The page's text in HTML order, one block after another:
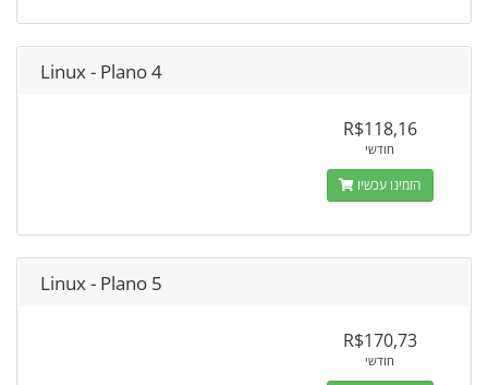
Linux - Plano 4
R$118,16
חודשי
הזמינו עכשיו
Linux - Plano 5
R$170,73
חודשי